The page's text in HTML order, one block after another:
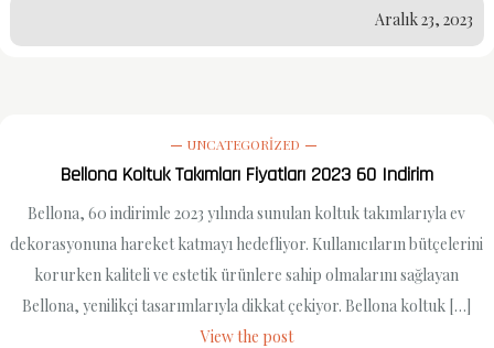
Aralık 23, 2023
UNCATEGORIZED
Bellona Koltuk Takımları Fiyatları 2023 60 Indirim
Bellona, 60 indirimle 2023 yılında sunulan koltuk takımlarıyla ev
dekorasyonuna hareket katmayı hedefliyor. Kullanıcıların bütçelerini
korurken kaliteli ve estetik ürünlere sahip olmalarını sağlayan
Bellona, yenilikçi tasarımlarıyla dikkat çekiyor. Bellona koltuk […]
View the post